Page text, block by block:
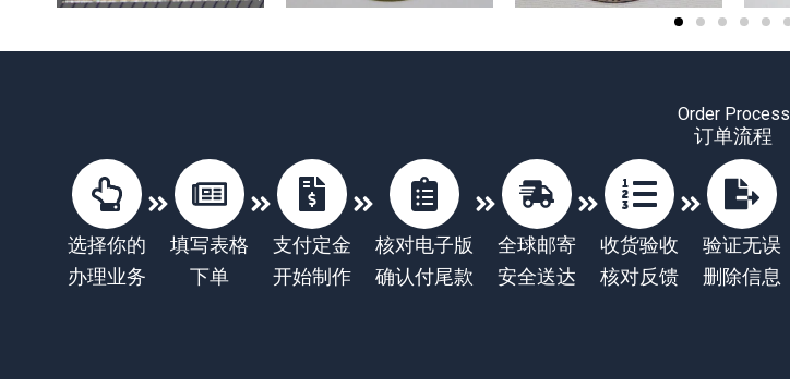
Order Process
订单流程
选择你的
办理业务
填写表格
下单
支付定金
开始制作
核对电子版
确认付尾款
全球邮寄
安全送达
收货验收
核对反馈
验证无误
删除信息